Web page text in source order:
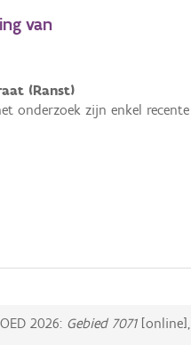
van
(Ranst)
onderzoek zijn enkel
2026: Gebied 7071[online],